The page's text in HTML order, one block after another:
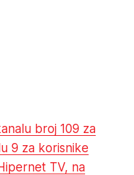
broj 109 za
9 za korisnike
TV, na